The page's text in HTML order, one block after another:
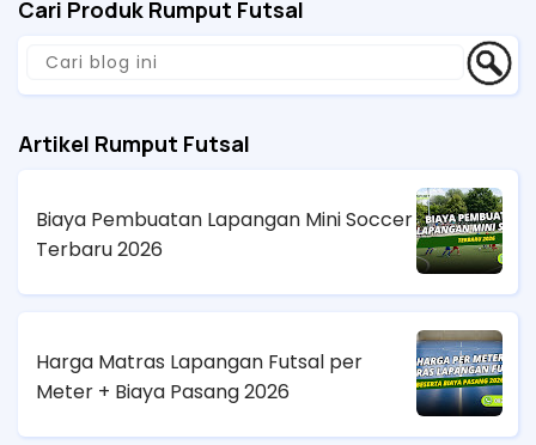
Cari Produk Rumput Futsal
Artikel Rumput Futsal
Biaya Pembuatan Lapangan Mini Soccer
Terbaru 2026
Harga Matras Lapangan Futsal per
Meter + Biaya Pasang 2026